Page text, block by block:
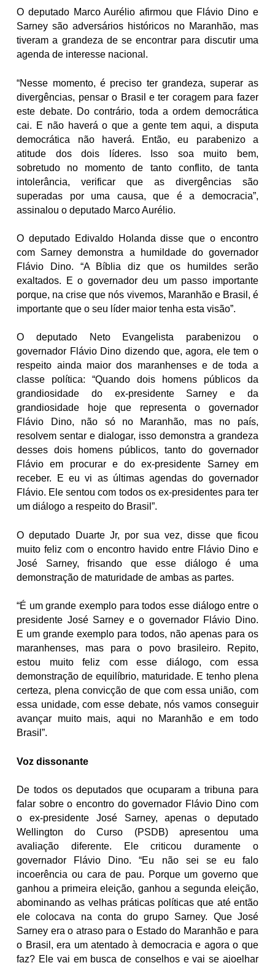
O deputado Marco Aurélio afirmou que Flávio Dino e
Sarney são adversários históricos no Maranhão, mas
tiveram a grandeza de se encontrar para discutir uma
agenda de interesse nacional.
“Nesse momento, é preciso ter grandeza, superar as
divergências, pensar o Brasil e ter coragem para fazer
este debate. Do contrário, toda a ordem democrática
cai. E não haverá o que a gente tem aqui, a disputa
democrática não haverá. Então, eu parabenizo a
atitude dos dois líderes. Isso soa muito bem,
sobretudo no momento de tanto conflito, de tanta
intolerância, verificar que as divergências são
superadas por uma causa, que é a democracia”,
assinalou o deputado Marco Aurélio.
O deputado Edivaldo Holanda disse que o encontro
com Sarney demonstra a humildade do governador
Flávio Dino. “A Bíblia diz que os humildes serão
exaltados. E o governador deu um passo importante
porque, na crise que nós vivemos, Maranhão e Brasil, é
importante que o seu líder maior tenha esta visão”.
O deputado Neto Evangelista parabenizou o
governador Flávio Dino dizendo que, agora, ele tem o
respeito ainda maior dos maranhenses e de toda a
classe política: “Quando dois homens públicos da
grandiosidade do ex-presidente Sarney e da
grandiosidade hoje que representa o governador
Flávio Dino, não só no Maranhão, mas no país,
resolvem sentar e dialogar, isso demonstra a grandeza
desses dois homens públicos, tanto do governador
Flávio em procurar e do ex-presidente Sarney em
receber. E eu vi as últimas agendas do governador
Flávio. Ele sentou com todos os ex-presidentes para ter
um diálogo a respeito do Brasil”.
O deputado Duarte Jr, por sua vez, disse que ficou
muito feliz com o encontro havido entre Flávio Dino e
José Sarney, frisando que esse diálogo é uma
demonstração de maturidade de ambas as partes.
“É um grande exemplo para todos esse diálogo entre o
presidente José Sarney e o governador Flávio Dino.
E um grande exemplo para todos, não apenas para os
maranhenses, mas para o povo brasileiro. Repito,
estou muito feliz com esse diálogo, com essa
demonstração de equilíbrio, maturidade. E tenho plena
certeza, plena convicção de que com essa união, com
essa unidade, com esse debate, nós vamos conseguir
avançar muito mais, aqui no Maranhão e em todo
Brasil”.
Voz dissonante
De todos os deputados que ocuparam a tribuna para
falar sobre o encontro do governador Flávio Dino com
o ex-presidente José Sarney, apenas o deputado
Wellington do Curso (PSDB) apresentou uma
avaliação diferente. Ele criticou duramente o
governador Flávio Dino. “Eu não sei se eu falo
incoerência ou cara de pau. Porque um governo que
ganhou a primeira eleição, ganhou a segunda eleição,
abominando as velhas práticas políticas que até então
ele colocava na conta do grupo Sarney. Que José
Sarney era o atraso para o Estado do Maranhão e para
o Brasil, era um atentado à democracia e agora o que
faz? Ele vai em busca de conselhos e vai se ajoelhar